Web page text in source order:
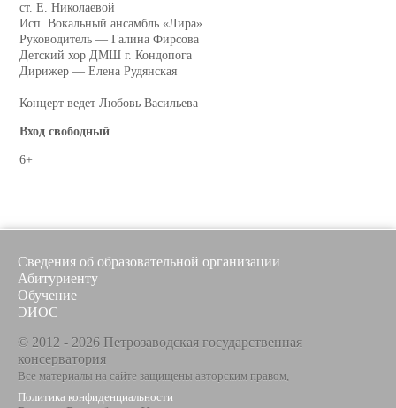
ст. Е. Николаевой
Исп. Вокальный ансамбль «Лира»
Руководитель — Галина Фирсова
Детский хор ДМШ г. Кондопога
Дирижер — Елена Рудянская
Концерт ведет Любовь Васильева
Вход свободный
6+
Сведения об образовательной организации
Абитуриенту
Обучение
ЭИОС
© 2012 - 2026 Петрозаводская государственная
консерватория
Все материалы на сайте защищены авторским правом,
Политика конфиденциальности